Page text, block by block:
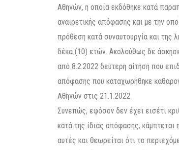
Αθηνών, η οποία εκδόθηκε κατά
αναιρετικής απόφασης και με την
πρόθεση κατά συναυτουργία και της
δέκα (10) ετών. Ακολούθως δε
από 8.2.2022 δεύτερη αίτηση που
απόφασης που καταχωρήθηκε
Αθηνών στις 21.1.2022.
Συνεπώς, εφόσον δεν έχει εισέτι
κατά της ίδιας απόφασης,
αυτές και θεωρείται ότι το